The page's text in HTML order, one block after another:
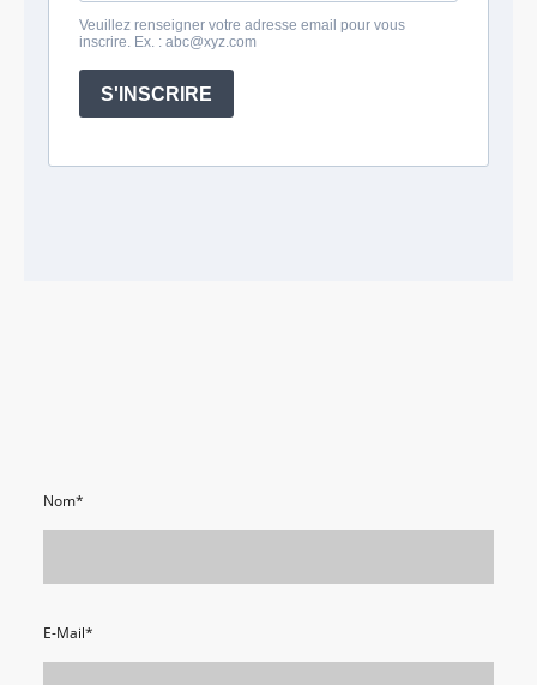
Nom*
E-Mail*